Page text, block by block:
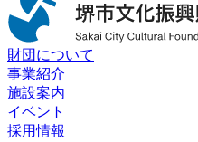
財団について
事業紹介
施設案内
イベント
採用情報